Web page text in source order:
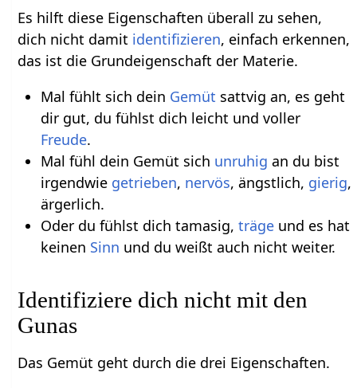
Es hilft diese Eigenschaften überall zu sehen,
dich nicht damit identifizieren, einfach erkennen,
das ist die Grundeigenschaft der Materie.
Mal fühlt sich dein Gemüt sattvig an, es geht
dir gut, du fühlst dich leicht und voller
Freude.
Mal fühl dein Gemüt sich unruhig an du bist
irgendwie getrieben, nervös, ängstlich, gierig,
ärgerlich.
Oder du fühlst dich tamasig, trägeund es hat
keinen Sinn und du weißt auch nicht weiter.
Identifiziere dich nicht mit den
Gunas
Das Gemüt geht durch die drei Eigenschaften.